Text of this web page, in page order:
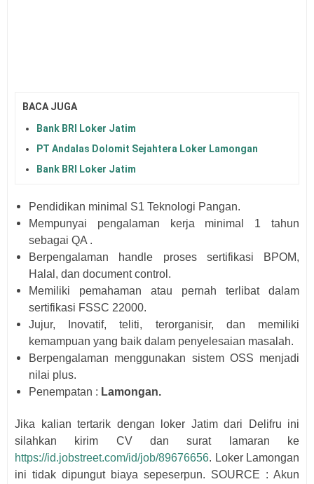
BACA JUGA
Bank BRI Loker Jatim
PT Andalas Dolomit Sejahtera Loker Lamongan
Bank BRI Loker Jatim
Pendidikan minimal S1 Teknologi Pangan.
Mempunyai pengalaman kerja minimal 1 tahun
sebagai QA .
Berpengalaman handle proses sertifikasi BPOM,
Halal, dan document control.
Memiliki pemahaman atau pernah terlibat dalam
sertifikasi FSSC 22000.
Jujur, Inovatif, teliti, terorganisir, dan memiliki
kemampuan yang baik dalam penyelesaian masalah.
Berpengalaman menggunakan sistem OSS menjadi
nilai plus.
Penempatan : Lamongan.
Jika kalian tertarik dengan loker Jatim dari Delifru ini
silahkan kirim CV dan surat lamaran ke
https://id.jobstreet.com/id/job/89676656. Loker Lamongan
ini tidak dipungut biaya sepeserpun. SOURCE : Akun